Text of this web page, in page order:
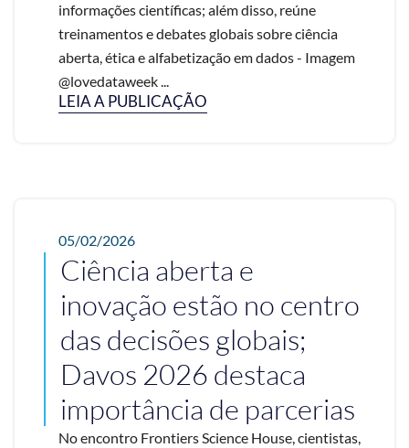
informações científicas; além disso, reúne
treinamentos e debates globais sobre ciência
aberta, ética e alfabetização em dados - Imagem
@lovedataweek ...
LEIA A PUBLICAÇÃO
05/02/2026
Ciência aberta e
inovação estão no centro
das decisões globais;
Davos 2026 destaca
importância de parcerias
No encontro Frontiers Science House, cientistas,